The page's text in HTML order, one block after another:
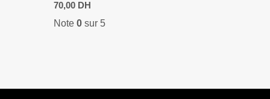
70,00 DH
Note 0sur 5